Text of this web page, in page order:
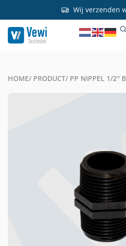
Wij verzenden
HOME/ PRODUCT/ PP NIPPEL 1/2″